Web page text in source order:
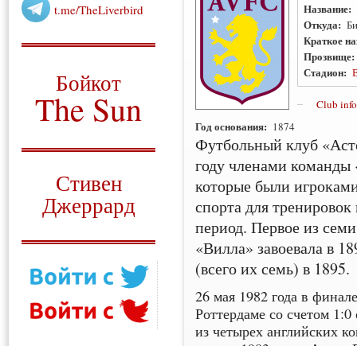
t.me/TheLiverbird
Бойкот
The Sun
Стивен
Джеррард
Название:
Откуда:
Краткое
Прозвище:
Стадион:
Club info
Год основания: 1874
Футбольный клуб
году членами
которые были
спорта для
период. Первое из
«Вилла» завоевала в
(всего их семь) в 1895.
26 мая 1982 года в
Роттердаме со счетом
из четырех английских